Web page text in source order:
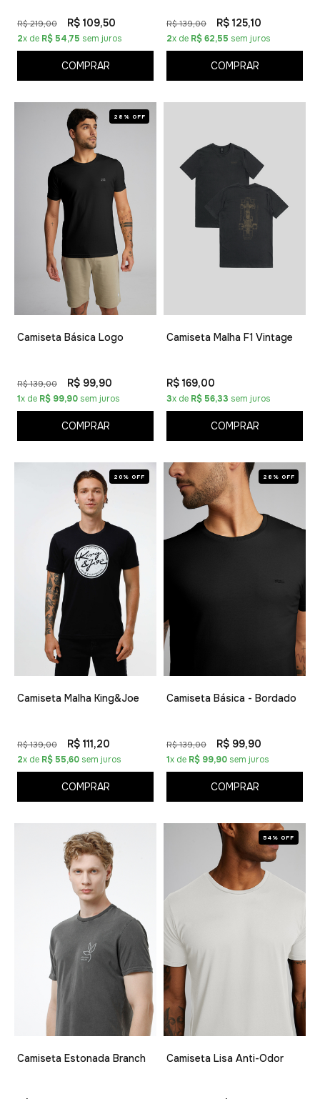
R$ 219,00 R$ 109,50
2x de R$ 54,75 sem juros
COMPRAR
R$ 139,00 R$ 125,10
2x de R$ 62,55 sem juros
COMPRAR
28% OFF
Camiseta Básica Logo
R$ 139,00 R$ 99,90
1x de R$ 99,90 sem juros
COMPRAR
Camiseta Malha F1 Vintage
R$ 169,00
3x de R$ 56,33 sem juros
COMPRAR
20% OFF
Camiseta Malha King&Joe
R$ 139,00 R$ 111,20
2x de R$ 55,60 sem juros
COMPRAR
28% OFF
Camiseta Básica - Bordado
R$ 139,00 R$ 99,90
1x de R$ 99,90 sem juros
COMPRAR
Camiseta Estonada Branch
54% OFF
Camiseta Lisa Anti-Odor